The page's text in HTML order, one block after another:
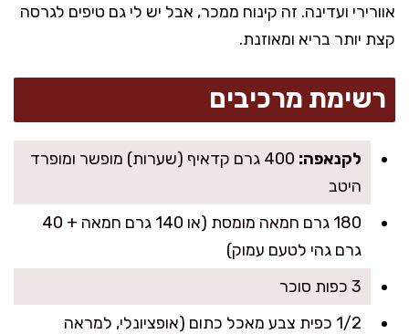
אוורירי ועדינה. זה קינוח ממכר, אבל יש לי גם טיפים לגרסה
קצת יותר בריא ומאוזנת.
רשימת מרכיבים
לקנאפה:
400 גרם קדאיף (שערות) מופשר ומופרד
היטב
180 גרם חמאה מומסת (או 140 גרם חמאה + 40
גרם גהי לטעם עמוק)
3 כפות סוכר
1/2 כפית צבע מאכל כתום (אופציונלי, למראה